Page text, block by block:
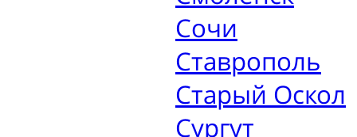
Сочи
Ставрополь
Старый Оскол
Сургут